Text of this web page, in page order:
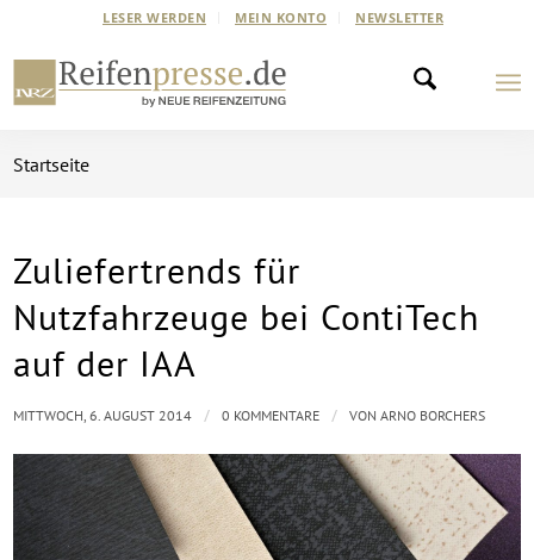
LESER WERDEN MEIN KONTO NEWSLETTER
Startseite
Zuliefertrends für
Nutzfahrzeuge bei ContiTech
auf der IAA
MITTWOCH, 6. AUGUST 2014 / 0 KOMMENTARE / VONARNO BORCHERS